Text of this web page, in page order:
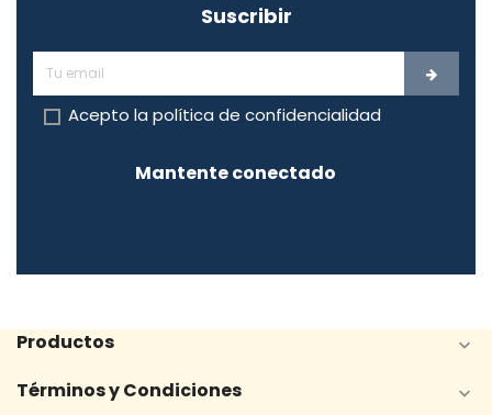
Suscribir
Acepto la política de confidencialidad
Mantente conectado
Productos 
Términos y Condiciones 